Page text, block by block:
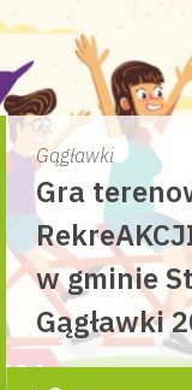
Gągławki
Gra
w gminie
Gągławki